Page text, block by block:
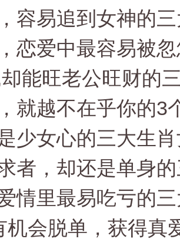
容易追到女神的
恋爱中最容易被
能旺老公旺财的
就越不在乎你的3
少女心的三大生
者，却还是单身
情里最易吃亏的
机会脱单，获得真